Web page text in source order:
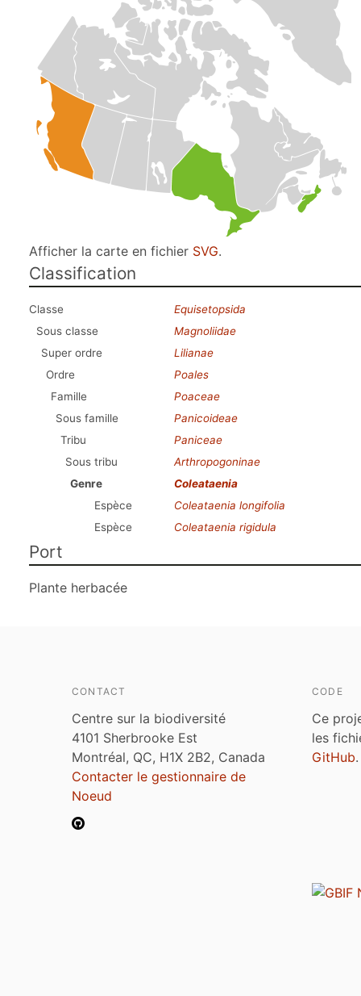
Afficher la carte en fichier SVG.
Classification
Classe
Equisetopsida
Sous classe
Magnoliidae
Super ordre
Lilianae
Ordre
Poales
Famille
Poaceae
Sous famille
Panicoideae
Tribu
Paniceae
Sous tribu
Arthropogoninae
Genre
Coleataenia
Espèce
Coleataenia longifolia
Espèce
Coleataenia rigidula
Port
Plante herbacée
CONTACT
Centre sur la biodiversité
4101 Sherbrooke Est
Montréal, QC, H1X 2B2, Canada
Contacter le gestionnaire de
Noeud
CODE
Ce
les
GitHub.